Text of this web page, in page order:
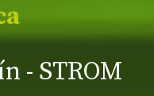
- STROM